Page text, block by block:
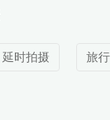
延时拍摄 旅行